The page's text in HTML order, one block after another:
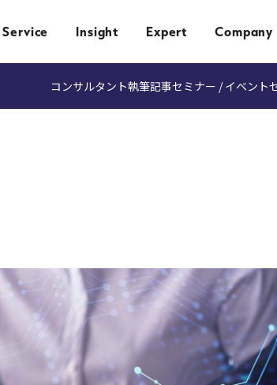
Service Insight Expert Company
コンサルタント執筆記事セミナー / イベント